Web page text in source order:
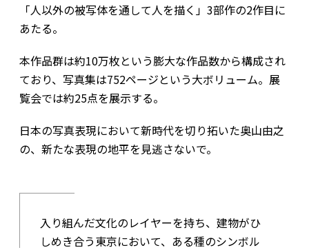
「人以外の被写体を通して人を描く」3部作の2作目に
あたる。
本作品群は約10万枚という膨大な作品数から構成され
ており、写真集は752ページという大ボリューム。展
覧会では約25点を展示する。
日本の写真表現において新時代を切り拓いた奥山由之
の、新たな表現の地平を見逃さないで。
入り組んだ文化のレイヤーを持ち、建物がひ
しめき合う東京において、ある種のシンボル